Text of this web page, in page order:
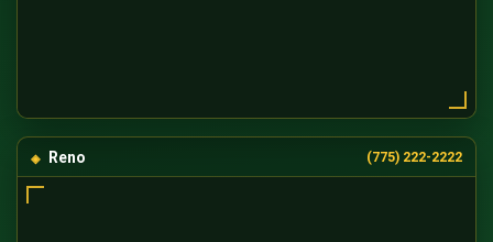
Reno (775) 222-2222